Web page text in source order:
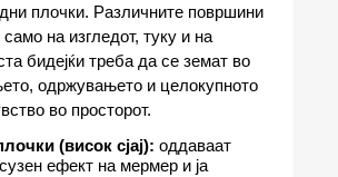
плочки. Различните површини
само на изгледот, туку и на
бидејќи треба да се земат во
одржувањето и целокупното
во просторот.
(висок сјај): оддаваат
ефект на мермер и ја